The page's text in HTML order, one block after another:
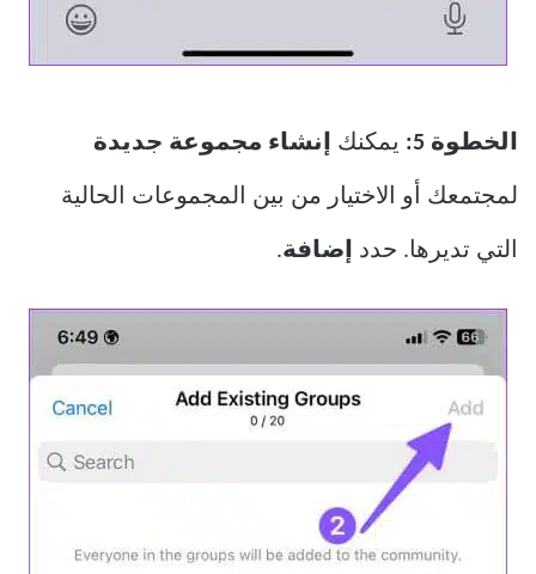
الخطوة 5: يمكنك إنشاء مجموعة جديدة
لمجتمعك أو الاختيار من بين المجموعات الحالية
التي تديرها. حدد إضافة.